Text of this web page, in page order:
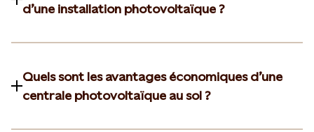
d’une installation photovoltaïque ?
Quels sont les avantages économiques d’une
centrale photovoltaïque au sol ?